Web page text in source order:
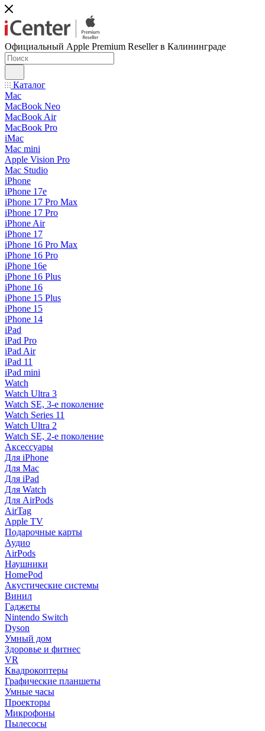
Официальный Apple Premium Reseller в Калининграде
Каталог
Mac
MacBook Neo
MacBook Air
MacBook Pro
iMac
Mac mini
Apple Vision Pro
Mac Studio
iPhone
iPhone 17e
iPhone 17 Pro Max
iPhone 17 Pro
iPhone Air
iPhone 17
iPhone 16 Pro Max
iPhone 16 Pro
iPhone 16e
iPhone 16 Plus
iPhone 16
iPhone 15 Plus
iPhone 15
iPhone 14
iPad
iPad Pro
iPad Air
iPad 11
iPad mini
Watch
Watch Ultra 3
Watch SE, 3-е поколение
Watch Series 11
Watch Ultra 2
Watch SE, 2-е поколение
Аксессуары
Для iPhone
Для Mac
Для iPad
Для Watch
Для AirPods
AirTag
Apple TV
Подарочные карты
Аудио
AirPods
Наушники
HomePod
Акустические системы
Винил
Гаджеты
Nintendo Switch
Dyson
Умный дом
Здоровье и фитнес
VR
Квадрокоптеры
Графические планшеты
Умные часы
Проекторы
Микрофоны
Пылесосы